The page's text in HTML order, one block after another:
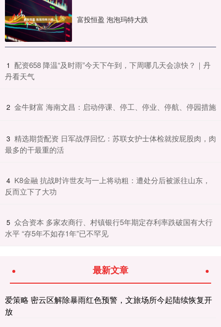
富投恒盈 泡泡玛特大跌
1 ​配资658 降温“及时雨”今天下午到，下周哪几天会凉快？｜丹
丹看天气
2 ​金牛财富 海南文昌：启动停课、停工、停业、停航、停园措施
3 ​精选期货配资 日军战俘回忆：苏联女护士体检就按屁股肉，肉
最多的干最重的活
4 ​K8金融 抗战时许世友与一上将动粗：遭处分后被派往山东，
反而立下了大功
5 ​众合资本 多家农商行、村镇银行5年期定存利率跌破国有大行
水平 “存5年不如存1年”已不罕见
最新文章
爱策略 密云区解除暴雨红色预警，文旅场所今起陆续恢复开
放